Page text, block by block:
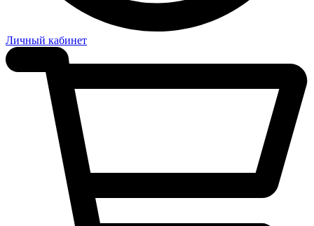
Личный кабинет